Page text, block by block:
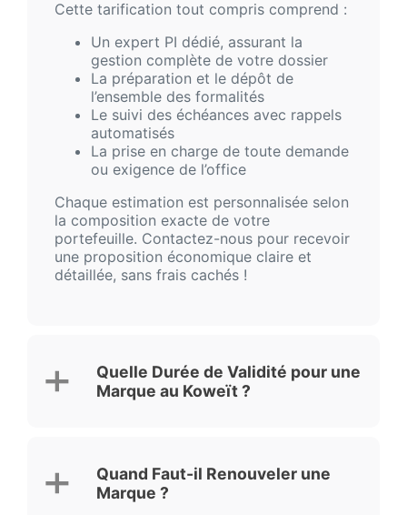
Cette tarification tout compris comprend :
Un expert PI dédié, assurant la
gestion complète de votre dossier
La préparation et le dépôt de
l’ensemble des formalités
Le suivi des échéances avec rappels
automatisés
La prise en charge de toute demande
ou exigence de l’office
Chaque estimation est personnalisée selon
la composition exacte de votre
portefeuille. Contactez-nous pour recevoir
une proposition économique claire et
détaillée, sans frais cachés !
Quelle Durée de Validité pour une
Marque au Koweït ?
Quand Faut-il Renouveler une
Marque ?